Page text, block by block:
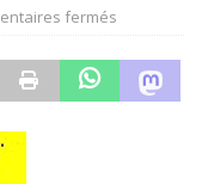
fermés